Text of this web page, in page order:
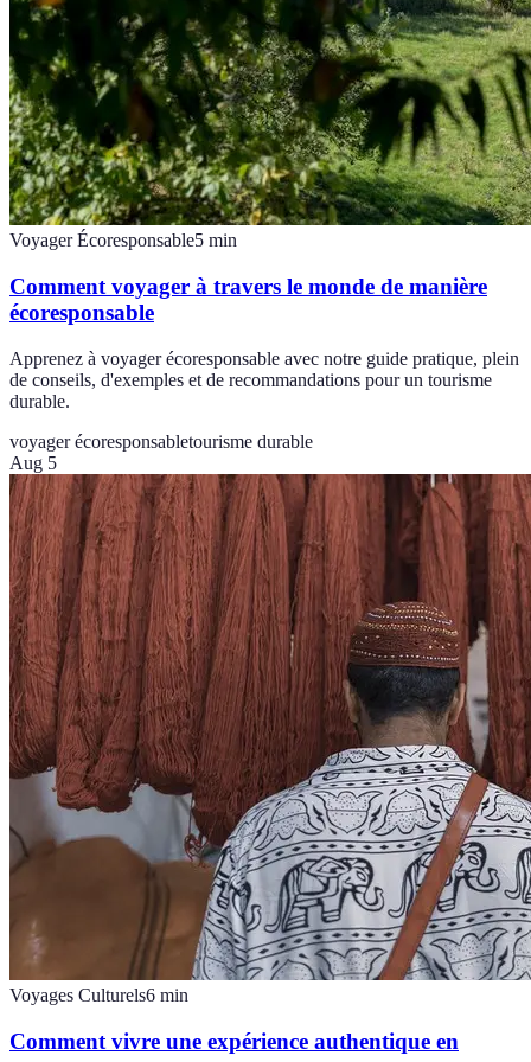
Voyager Écoresponsable5 min
Comment voyager à travers le monde de manière
écoresponsable
Apprenez à voyager écoresponsable avec notre guide pratique, plein
de conseils, d'exemples et de recommandations pour un tourisme
durable.
voyager écoresponsabletourisme durable
Aug 5
Voyages Culturels6 min
Comment vivre une expérience authentique en